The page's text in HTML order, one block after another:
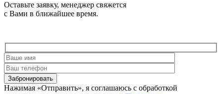
Оставьте заявку, менеджер свяжется
с Вами в ближайшее время.
Забронировать
Нажимая «Отправить», я соглашаюсь c обработкой